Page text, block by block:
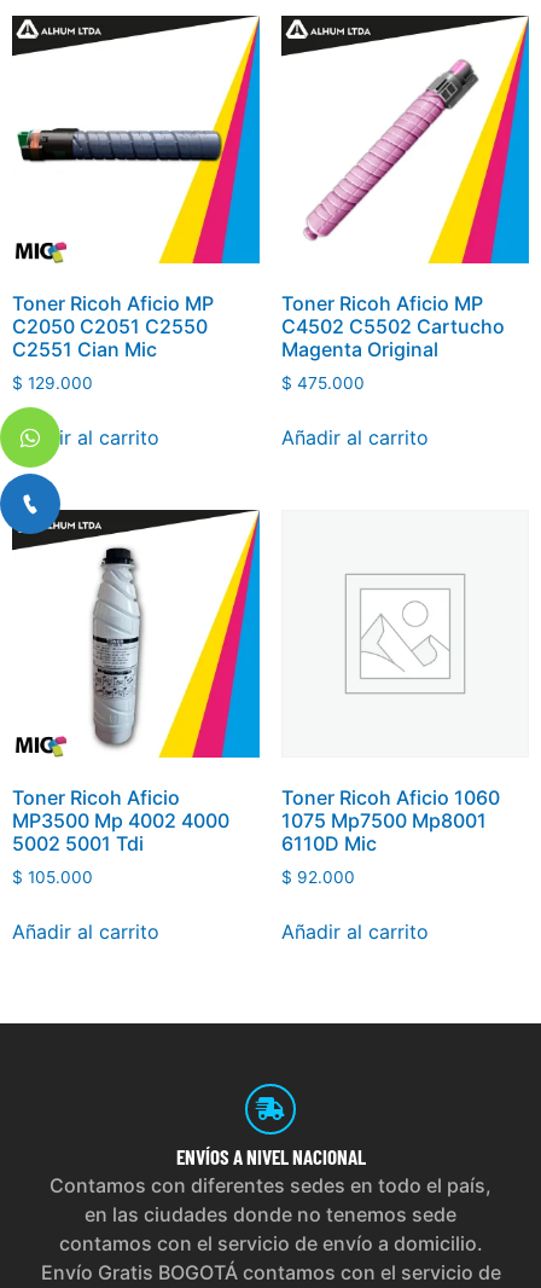
Toner Ricoh Aficio MP
C2050 C2051 C2550
C2551 Cian Mic
$ 129.000
Añadir al carrito
Toner Ricoh Aficio MP
C4502 C5502 Cartucho
Magenta Original
$ 475.000
Añadir al carrito
Toner Ricoh Aficio
MP3500 Mp 4002 4000
5002 5001 Tdi
$ 105.000
Añadir al carrito
Toner Ricoh Aficio 1060
1075 Mp7500 Mp8001
6110D Mic
$ 92.000
Añadir al carrito
ENVÍOS A NIVEL NACIONAL
Contamos con diferentes sedes en todo el país,
en las ciudades donde no tenemos sede
contamos con el servicio de envío a domicilio.
Envío Gratis BOGOTÁ contamos con el servicio de